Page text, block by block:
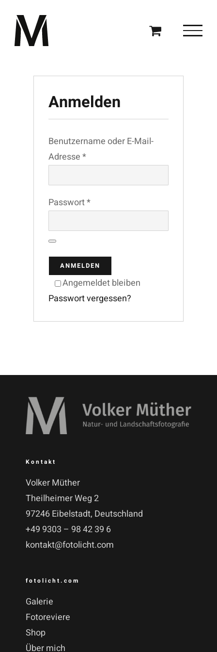
Inhalt
springen
Anmelden
Benutzername oder E-Mail-
Adresse*Erforderlich
Passwort*Erforderlich
Angemeldet bleiben
ANMELDEN
Passwort vergessen?
Kontakt
Volker Müther
Theilheimer Weg 2
97246 Eibelstadt, Deutschland
+49 9303 – 98 42 39 6
kontakt@fotolicht.com
fotolicht.com
Galerie
Fotoreviere
Shop
Über mich